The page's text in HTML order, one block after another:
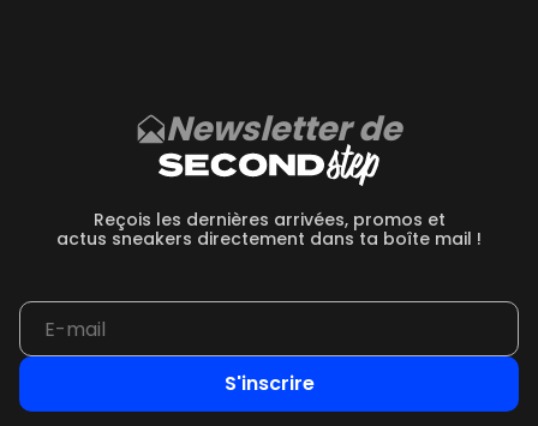
Newsletter de
Reçois les dernières arrivées, promos et
actus sneakers directement dans ta boîte mail !
S'inscrire